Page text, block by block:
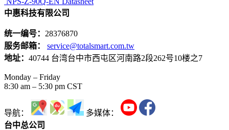
中惠科技有限公司
统一编号： 28376870
服务邮箱：
service@totalsmart.com.tw
地址： 40744 台湾台中市西屯区河南路2段262号10楼之7
Monday – Friday
8:30 am – 5:30 pm CST
导航：
多媒体：
台中总公司